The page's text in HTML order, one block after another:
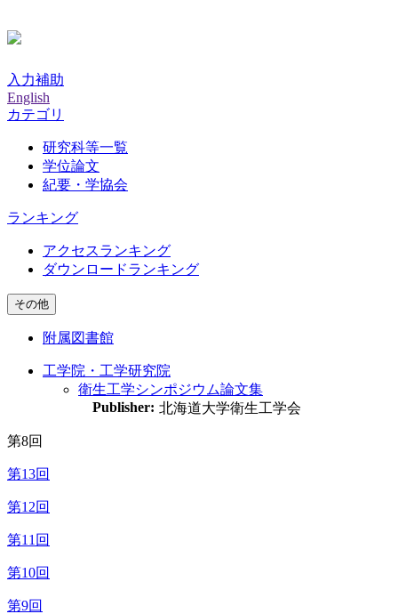
入力補助
English
カテゴリ
研究科等一覧
学位論文
紀要・学協会
ランキング
アクセスランキング
ダウンロードランキング
その他
附属図書館
工学院・工学研究院
衛生工学シンポジウム論文集
Publisher: 北海道大学衛生工学会
第8回
第13回
第12回
第11回
第10回
第9回